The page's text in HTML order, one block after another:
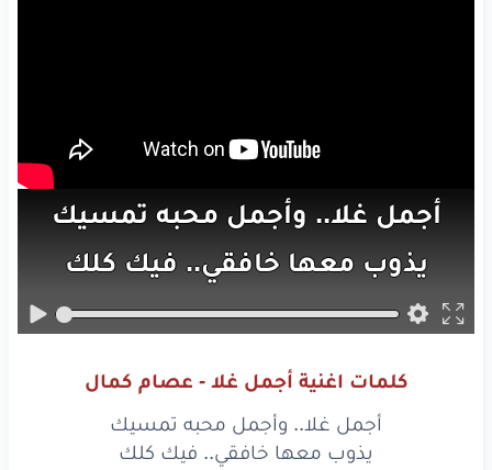
أجمل غلا.. وأجمل محبه تمسيك
‏يذوبمعهاخافقي.. فيككلك‏
‏كلالمشاعر..يا الغلاذايبهفيك
أجمل
وأجمل
‏يذوبمعهاخافقي..فيك
كلمات اغنية أجمل غلا - عصام كمال
أجمل غلا.. وأجمل محبه تمسيك
يذوب معها خافقي.. فيك كلك